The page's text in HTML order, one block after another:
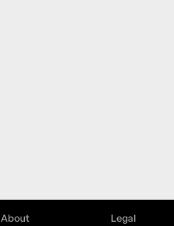
About
Legal